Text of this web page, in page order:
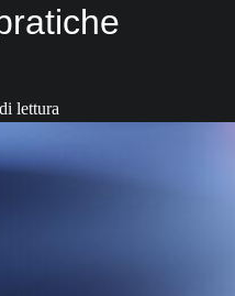
lettura